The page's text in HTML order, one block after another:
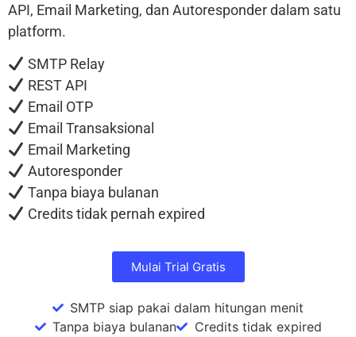
API, Email Marketing, dan Autoresponder dalam satu
platform.
SMTP Relay
REST API
Email OTP
Email Transaksional
Email Marketing
Autoresponder
Tanpa biaya bulanan
Credits tidak pernah expired
Mulai Trial Gratis
SMTP siap pakai dalam hitungan menit
Tanpa biaya bulanan
Credits tidak expired